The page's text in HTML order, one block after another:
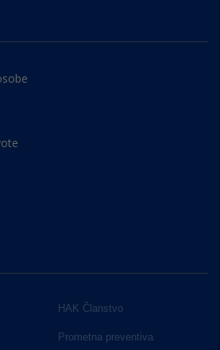
HAK Članstvo
Prometna preventiva